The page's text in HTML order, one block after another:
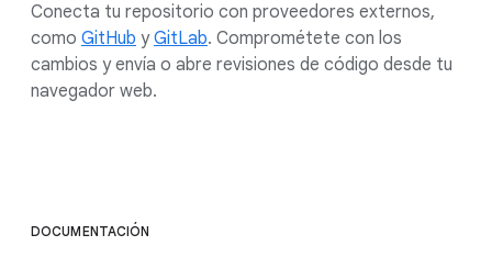
Conecta tu repositorio con proveedores externos,
como GitHub yGitLab. Comprométete con los
cambios y envía o abre revisiones de código desde tu
navegador web.
DOCUMENTACIÓN